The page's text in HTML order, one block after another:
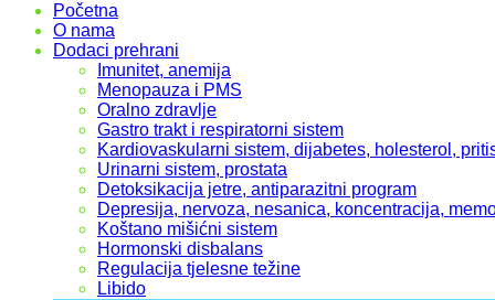
Početna
O nama
Dodaci prehrani
Imunitet, anemija
Menopauza i PMS
Oralno zdravlje
Gastro trakt i respiratorni sistem
Kardiovaskularni sistem, dijabetes, holesterol,
Urinarni sistem, prostata
Detoksikacija jetre, antiparazitni program
Depresija, nervoza, nesanica, koncentracija,
Koštano mišićni sistem
Hormonski disbalans
Regulacija tjelesne težine
Libido